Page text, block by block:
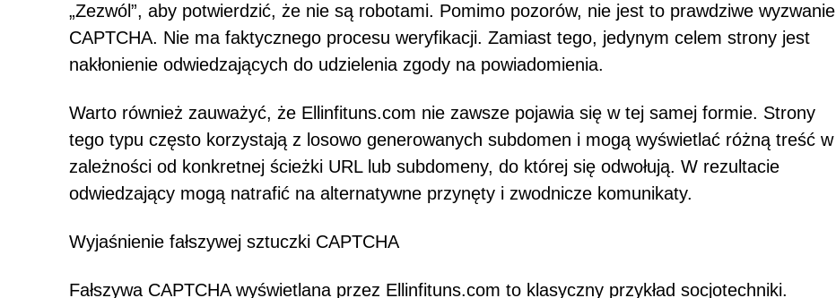
„Zezwól”, aby potwierdzić, że nie są robotami. Pomimo pozorów, nie jest to prawdziwe wyzwanie
CAPTCHA. Nie ma faktycznego procesu weryfikacji. Zamiast tego, jedynym celem strony jest
nakłonienie odwiedzających do udzielenia zgody na powiadomienia.
Warto również zauważyć, że Ellinfituns.com nie zawsze pojawia się w tej samej formie. Strony
tego typu często korzystają z losowo generowanych subdomen i mogą wyświetlać różną treść w
zależności od konkretnej ścieżki URL lub subdomeny, do której się odwołują. W rezultacie
odwiedzający mogą natrafić na alternatywne przynęty i zwodnicze komunikaty.
Wyjaśnienie fałszywej sztuczki CAPTCHA
Fałszywa CAPTCHA wyświetlana przez Ellinfituns.com to klasyczny przykład socjotechniki.